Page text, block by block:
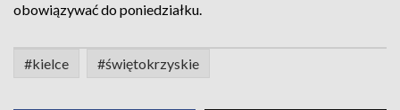
obowiązywać do poniedziałku.
#kielce #świętokrzyskie